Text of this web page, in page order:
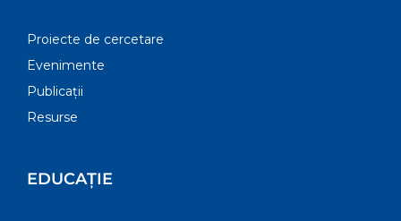
Proiecte de cercetare
Evenimente
Publicații
Resurse
EDUCAȚIE